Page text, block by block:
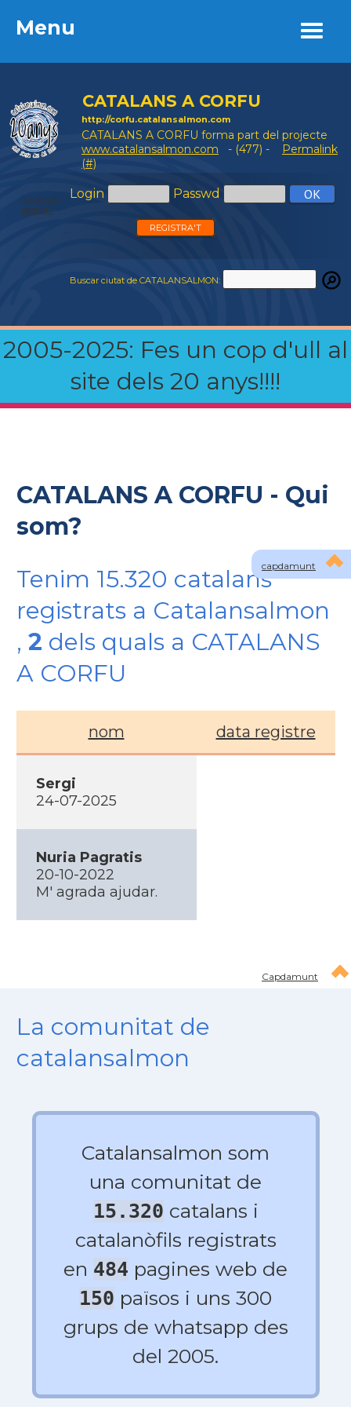
Menu
CATALANS A CORFU
http://corfu.catalansalmon.com
CATALANS A CORFU forma part del projecte
www.catalansalmon.com - (477) -
Permalink
(#)
Login Passwd
Password
perdut?
REGISTRA'T
Buscar ciutat de CATALANSALMON:
2005-2025: Fes un cop d'ull al
site dels 20 anys!!!!
Menu
capdamunt
CATALANS A CORFU - Qui
som?
Tenim 15.320 catalans
registrats a Catalansalmon
, 2 dels quals a CATALANS
A CORFU
nom data registre
Sergi
24-07-2025
Nuria Pagratis
20-10-2022
M' agrada ajudar.
Capdamunt
La comunitat de
catalansalmon
Catalansalmon som
una comunitat de
15.320 catalans i
catalanòfils registrats
en 484 pagines web de
150 països i uns 300
grups de whatsapp des
del 2005.